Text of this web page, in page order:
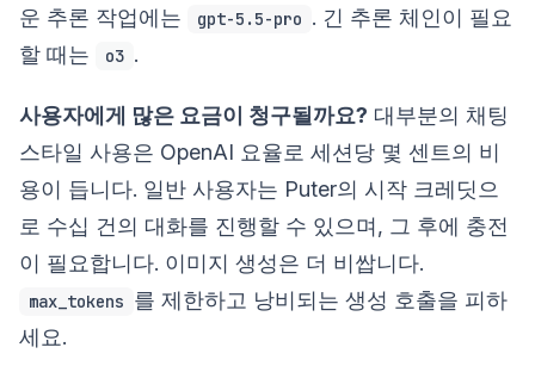
운 추론 작업에는
gpt-5.5-pro . 긴 추론 체인이 필요
할 때는
o3 .
사용자에게 많은 요금이 청구될까요? 대부분의 채팅
스타일 사용은 OpenAI 요율로 세션당 몇 센트의 비
용이 듭니다. 일반 사용자는 Puter의 시작 크레딧으
로 수십 건의 대화를 진행할 수 있으며, 그 후에 충전
이 필요합니다. 이미지 생성은 더 비쌉니다.
max_tokens 를 제한하고 낭비되는 생성 호출을 피하
세요.